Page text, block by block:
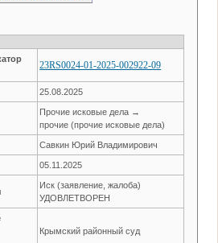
23RS0024-01-2025-002922-09
25.08.2025
Прочие исковые дела →
прочие (прочие исковые дела)
Савкин Юрий Владимирович
05.11.2025
Иск (заявление, жалоба)
УДОВЛЕТВОРЕН
Крымский районный суд